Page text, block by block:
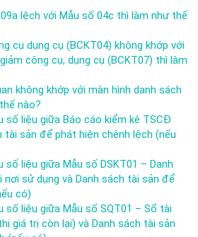
lệch với Mẫu số 04c thì làm như thế
cụ dụng cụ (BCKT04) không khớp với
công cụ, dụng cụ (BCKT07) thì làm
không khớp với màn hình danh sách
nào?
số liệu giữa Báo cáo kiểm kê TSCĐ
tài sản để phát hiện chênh lệch (nếu
số liệu giữa Mẫu số DSKT01 – Danh
sử dụng và Danh sách tài sản để
có)
số liệu giữa Mẫu số SQT01 – Sổ tài
giá trị còn lại) và Danh sách tài sản